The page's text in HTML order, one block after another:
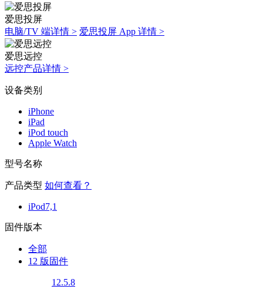
爱思投屏
电脑/TV 端详情 > 爱思投屏 App 详情 >
爱思远控
远控产品详情 >
设备类别
iPhone
iPad
iPod touch
Apple Watch
型号名称
产品类型 如何查看？
iPod7,1
固件版本
全部
12 版固件
12.5.8